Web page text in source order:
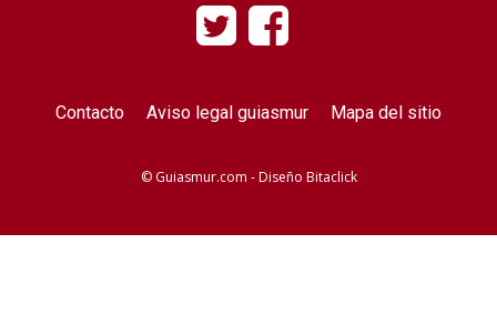
Contacto Aviso legal guiasmur Mapa del sitio
© Guiasmur.com - Diseño Bitaclick